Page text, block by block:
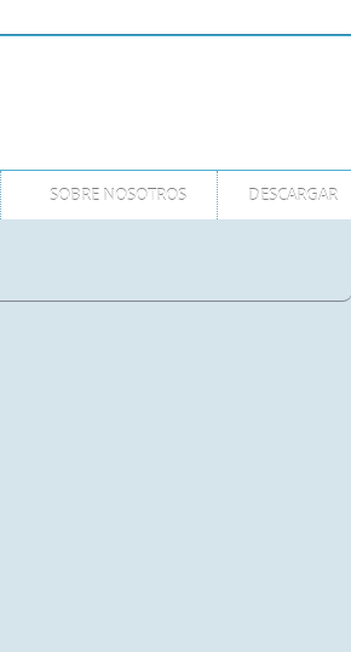
SOBRE NOSOTROS DESCARGAR